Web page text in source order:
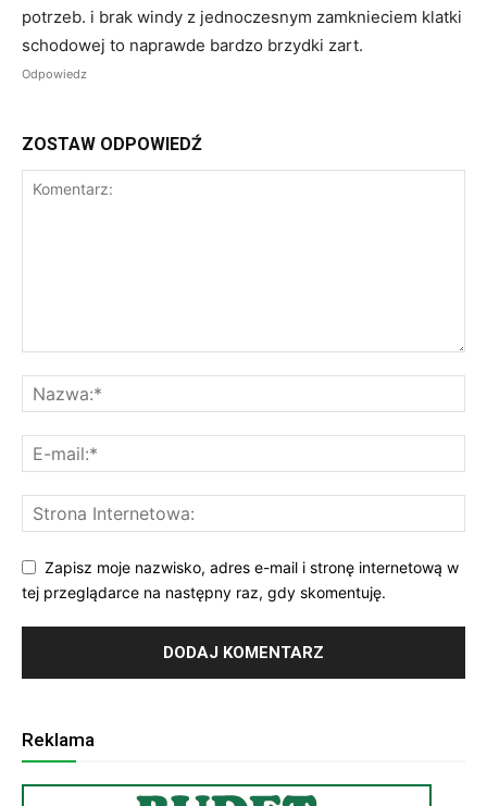
potrzeb. i brak windy z jednoczesnym zamknieciem klatki
schodowej to naprawde bardzo brzydki zart.
Odpowiedz
ZOSTAW ODPOWIEDŹ
Zapisz moje nazwisko, adres e-mail i stronę internetową w
tej przeglądarce na następny raz, gdy skomentuję.
Reklama